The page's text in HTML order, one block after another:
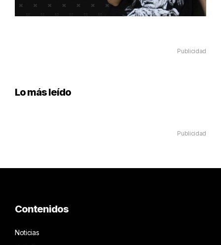
Publicidad
Lo más leído
Publicidad
Contenidos
Noticias